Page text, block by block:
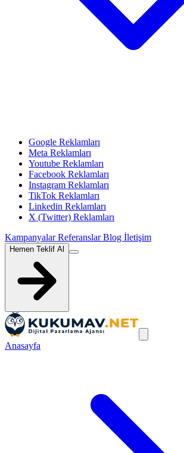
Google Reklamları
Meta Reklamları
Youtube Reklamları
Facebook Reklamları
Instagram Reklamları
TikTok Reklamları
Linkedin Reklamları
X (Twitter) Reklamları
KampanyalarReferanslarBlog İletişim
Hemen Teklif Al
Anasayfa